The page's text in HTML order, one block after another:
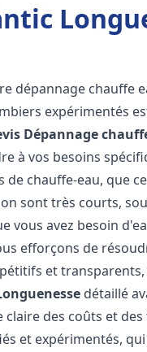
dépannage chauffe
expérimentés
Dépannage
à vos besoins
chauffe-eau, que
sont très courts,
vous avez besoin
efforçons de
et
détaillé
des coûts et
et expérimentés,